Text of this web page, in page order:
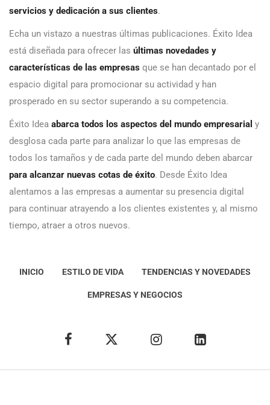
servicios y dedicación a sus clientes.
Echa un vistazo a nuestras últimas publicaciones. Éxito Idea
está diseñada para ofrecer las últimas novedades y
características de las empresas que se han decantado por el
espacio digital para promocionar su actividad y han
prosperado en su sector superando a su competencia.
Éxito Idea abarca todos los aspectos del mundo empresarial y
desglosa cada parte para analizar lo que las empresas de
todos los tamaños y de cada parte del mundo deben abarcar
para alcanzar nuevas cotas de éxito. Desde Éxito Idea
alentamos a las empresas a aumentar su presencia digital
para continuar atrayendo a los clientes existentes y, al mismo
tiempo, atraer a otros nuevos.
INICIO ESTILO DE VIDA TENDENCIAS Y NOVEDADES
EMPRESAS Y NEGOCIOS